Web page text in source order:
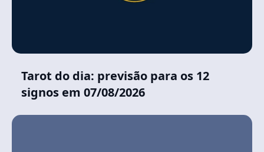
Tarot do dia: previsão para os 12
signos em 07/08/2026